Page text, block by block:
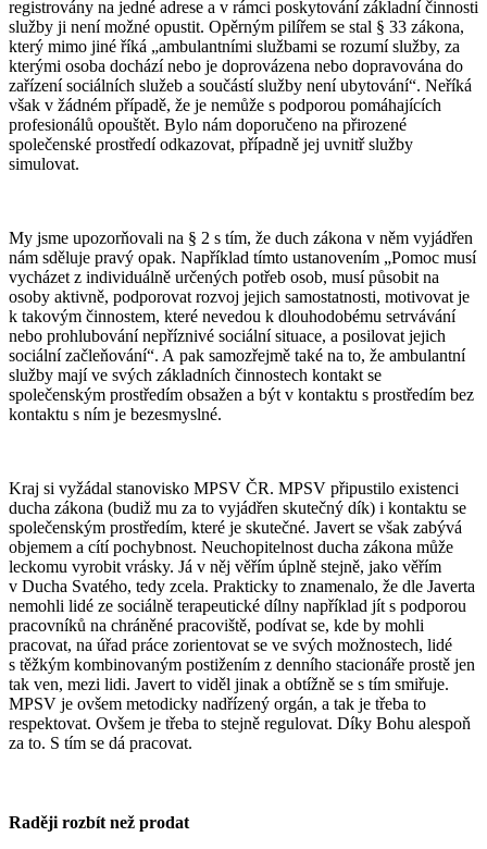
registrovány na jedné adrese a v rámci poskytování základní činnosti
služby ji není možné opustit. Opěrným pilířem se stal § 33 zákona,
který mimo jiné říká „ambulantními službami se rozumí služby, za
kterými osoba dochází nebo je doprovázena nebo dopravována do
zařízení sociálních služeb a součástí služby není ubytování“. Neříká
však v žádném případě, že je nemůže s podporou pomáhajících
profesionálů opouštět. Bylo nám doporučeno na přirozené
společenské prostředí odkazovat, případně jej uvnitř služby
simulovat.
My jsme upozorňovali na § 2 s tím, že duch zákona v něm vyjádřen
nám sděluje pravý opak. Například tímto ustanovením „Pomoc musí
vycházet z individuálně určených potřeb osob, musí působit na
osoby aktivně, podporovat rozvoj jejich samostatnosti, motivovat je
k takovým činnostem, které nevedou k dlouhodobému setrvávání
nebo prohlubování nepříznivé sociální situace, a posilovat jejich
sociální začleňování“. A pak samozřejmě také na to, že ambulantní
služby mají ve svých základních činnostech kontakt se
společenským prostředím obsažen a být v kontaktu s prostředím bez
kontaktu s ním je bezesmyslné.
Kraj si vyžádal stanovisko MPSV ČR. MPSV připustilo existenci
ducha zákona (budiž mu za to vyjádřen skutečný dík) i kontaktu se
společenským prostředím, které je skutečné. Javert se však zabývá
objemem a cítí pochybnost. Neuchopitelnost ducha zákona může
leckomu vyrobit vrásky. Já v něj věřím úplně stejně, jako věřím
v Ducha Svatého, tedy zcela. Prakticky to znamenalo, že dle Javerta
nemohli lidé ze sociálně terapeutické dílny například jít s podporou
pracovníků na chráněné pracoviště, podívat se, kde by mohli
pracovat, na úřad práce zorientovat se ve svých možnostech, lidé
s těžkým kombinovaným postižením z denního stacionáře prostě jen
tak ven, mezi lidi. Javert to viděl jinak a obtížně se s tím smiřuje.
MPSV je ovšem metodicky nadřízený orgán, a tak je třeba to
respektovat. Ovšem je třeba to stejně regulovat. Díky Bohu alespoň
za to. S tím se dá pracovat.
Raději rozbít než prodat